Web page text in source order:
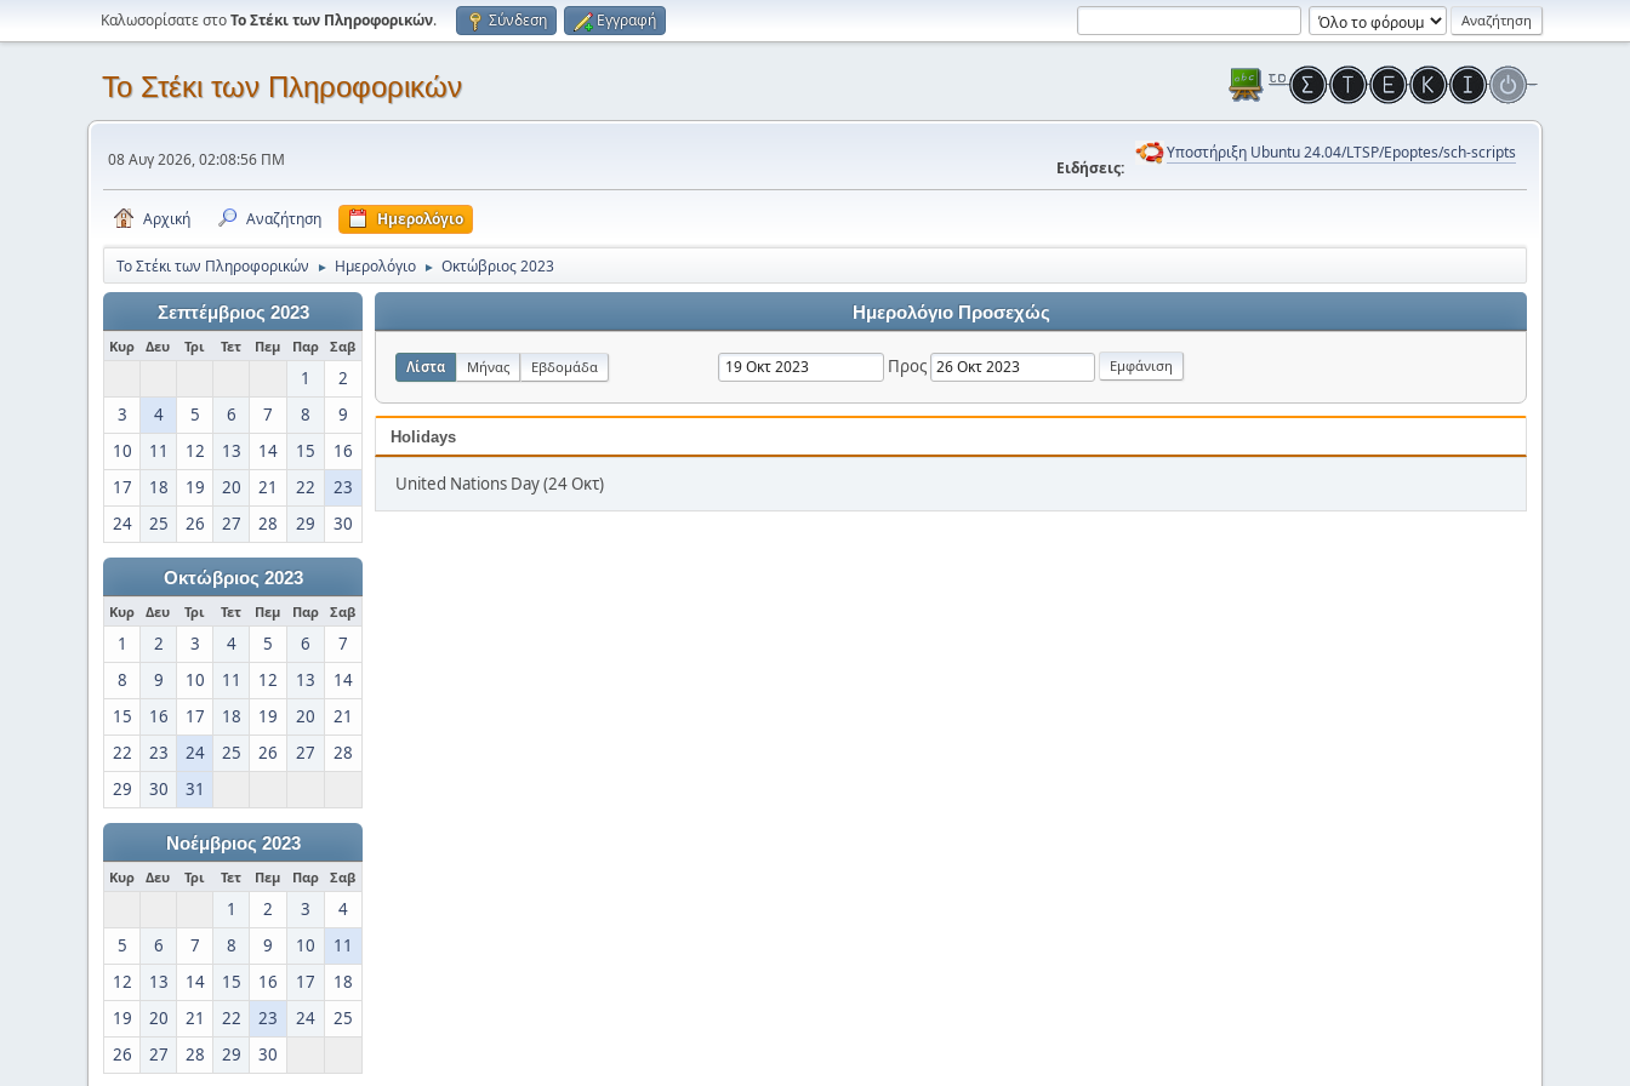
Καλωσορίσατε στοΤο Στέκι των Πληροφορικών. Σύνδεση Εγγραφή
Το Στέκι των Πληροφορικών
08 Αυγ 2026, 02:08:56 ΠΜ Ειδήσεις:
Υποστήριξη Ubuntu 24.04/LTSP/Epoptes/sch-scripts
Αρχική Αναζήτηση Ημερολόγιο
Το Στέκι των Πληροφορικών ► Ημερολόγιο ► Οκτώβριος 2023
Σεπτέμβριος 2023
Κυρ Δευ Τρι Τετ Πεμ Παρ Σαβ
1
2
3
4 5 6 7 8
9
10
11 12 13 14 15
16
17
18 19 20 21 22
23
24
25 26 27 28 29 30
Οκτώβριος 2023
Κυρ Δευ Τρι Τετ Πεμ Παρ Σαβ
1 2 3 4 5 6
7
8
9 10 11 12 13
14
15
16 17 18 19 20
21
22
23 24 25 26 27
28
29
30 31
Νοέμβριος 2023
Κυρ Δευ Τρι Τετ Πεμ Παρ Σαβ
1 2 3
4
5
6 7 8 9 10
11
12
13 14 15 16 17
18
19
20 21 22 23 24
25
26
27 28 29 30
Ημερολόγιο Προσεχώς
Λίστα Μήνας Εβδομάδα Προς
Holidays
United Nations Day (24 Οκτ)